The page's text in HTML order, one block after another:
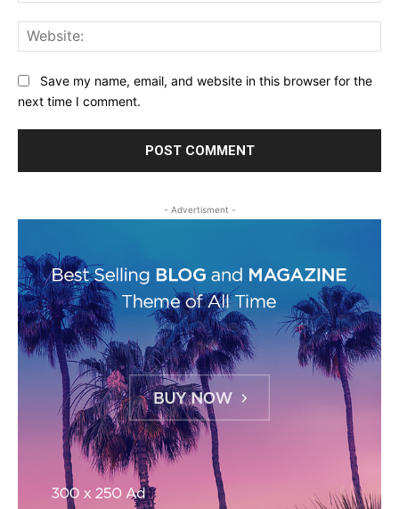
Save my name, email, and website in this browser for the
next time I comment.
- Advertisment -